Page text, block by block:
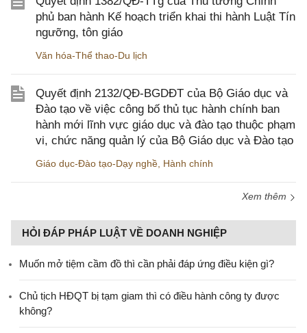
phủ ban hành Kế hoạch triển khai thi hành Luật Tín
ngưỡng, tôn giáo
Văn hóa-Thể thao-Du lịch
Quyết định 2132/QĐ-BGDĐT của Bộ Giáo dục và
Đào tạo về việc công bố thủ tục hành chính ban
hành mới lĩnh vực giáo dục và đào tạo thuộc phạm
vi, chức năng quản lý của Bộ Giáo dục và Đào tạo
Giáo dục-Đào tạo-Dạy nghề, Hành chính
Xem thêm
HỎI ĐÁP PHÁP LUẬT VỀ DOANH NGHIỆP
Muốn mở tiệm cầm đồ thì cần phải đáp ứng điều kiện gì?
Chủ tịch HĐQT bị tạm giam thì có điều hành công ty được
không?